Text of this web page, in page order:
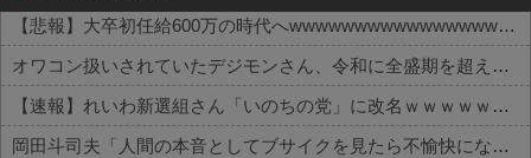
【悲報】大卒初任給600万の時代へwwwwwwwwwwwwwwwwwww
オワコン扱いされていたデジモンさん、令和に全盛期を超える利益を生み出していた
【速報】れいわ新選組さん「いのちの党」に改名ｗｗｗｗｗｗｗｗ
岡田斗司夫「人間の本音としてブサイクを見たら不愉快になる。この責任をどうとるんだ」